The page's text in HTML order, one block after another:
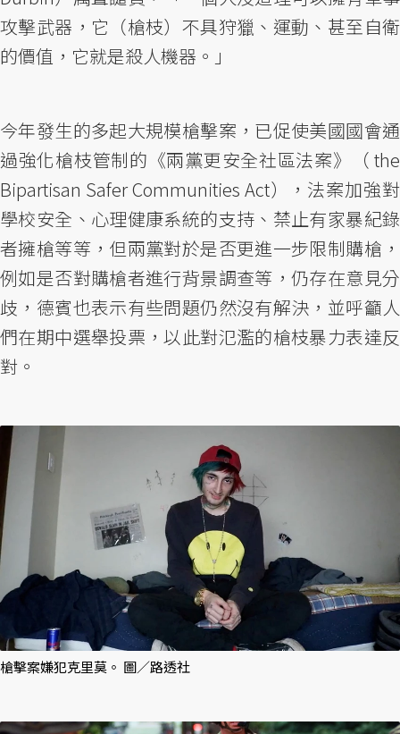
攻擊武器，它（槍枝）不具狩獵、運動、甚至自衛
的價值，它就是殺人機器。」
今年發生的多起大規模槍擊案，已促使美國國會通
過強化槍枝管制的《兩黨更安全社區法案》（ the
Bipartisan Safer Communities Act），法案加強對
學校安全、心理健康系統的支持、禁止有家暴紀錄
者擁槍等等，但兩黨對於是否更進一步限制購槍，
例如是否對購槍者進行背景調查等，仍存在意見分
歧，德賓也表示有些問題仍然沒有解決，並呼籲人
們在期中選舉投票，以此對氾濫的槍枝暴力表達反
對。
槍擊案嫌犯克里莫。 圖／路透社